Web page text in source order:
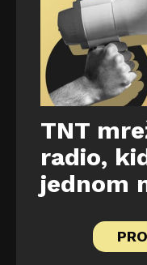
TNT
radio,
jednom